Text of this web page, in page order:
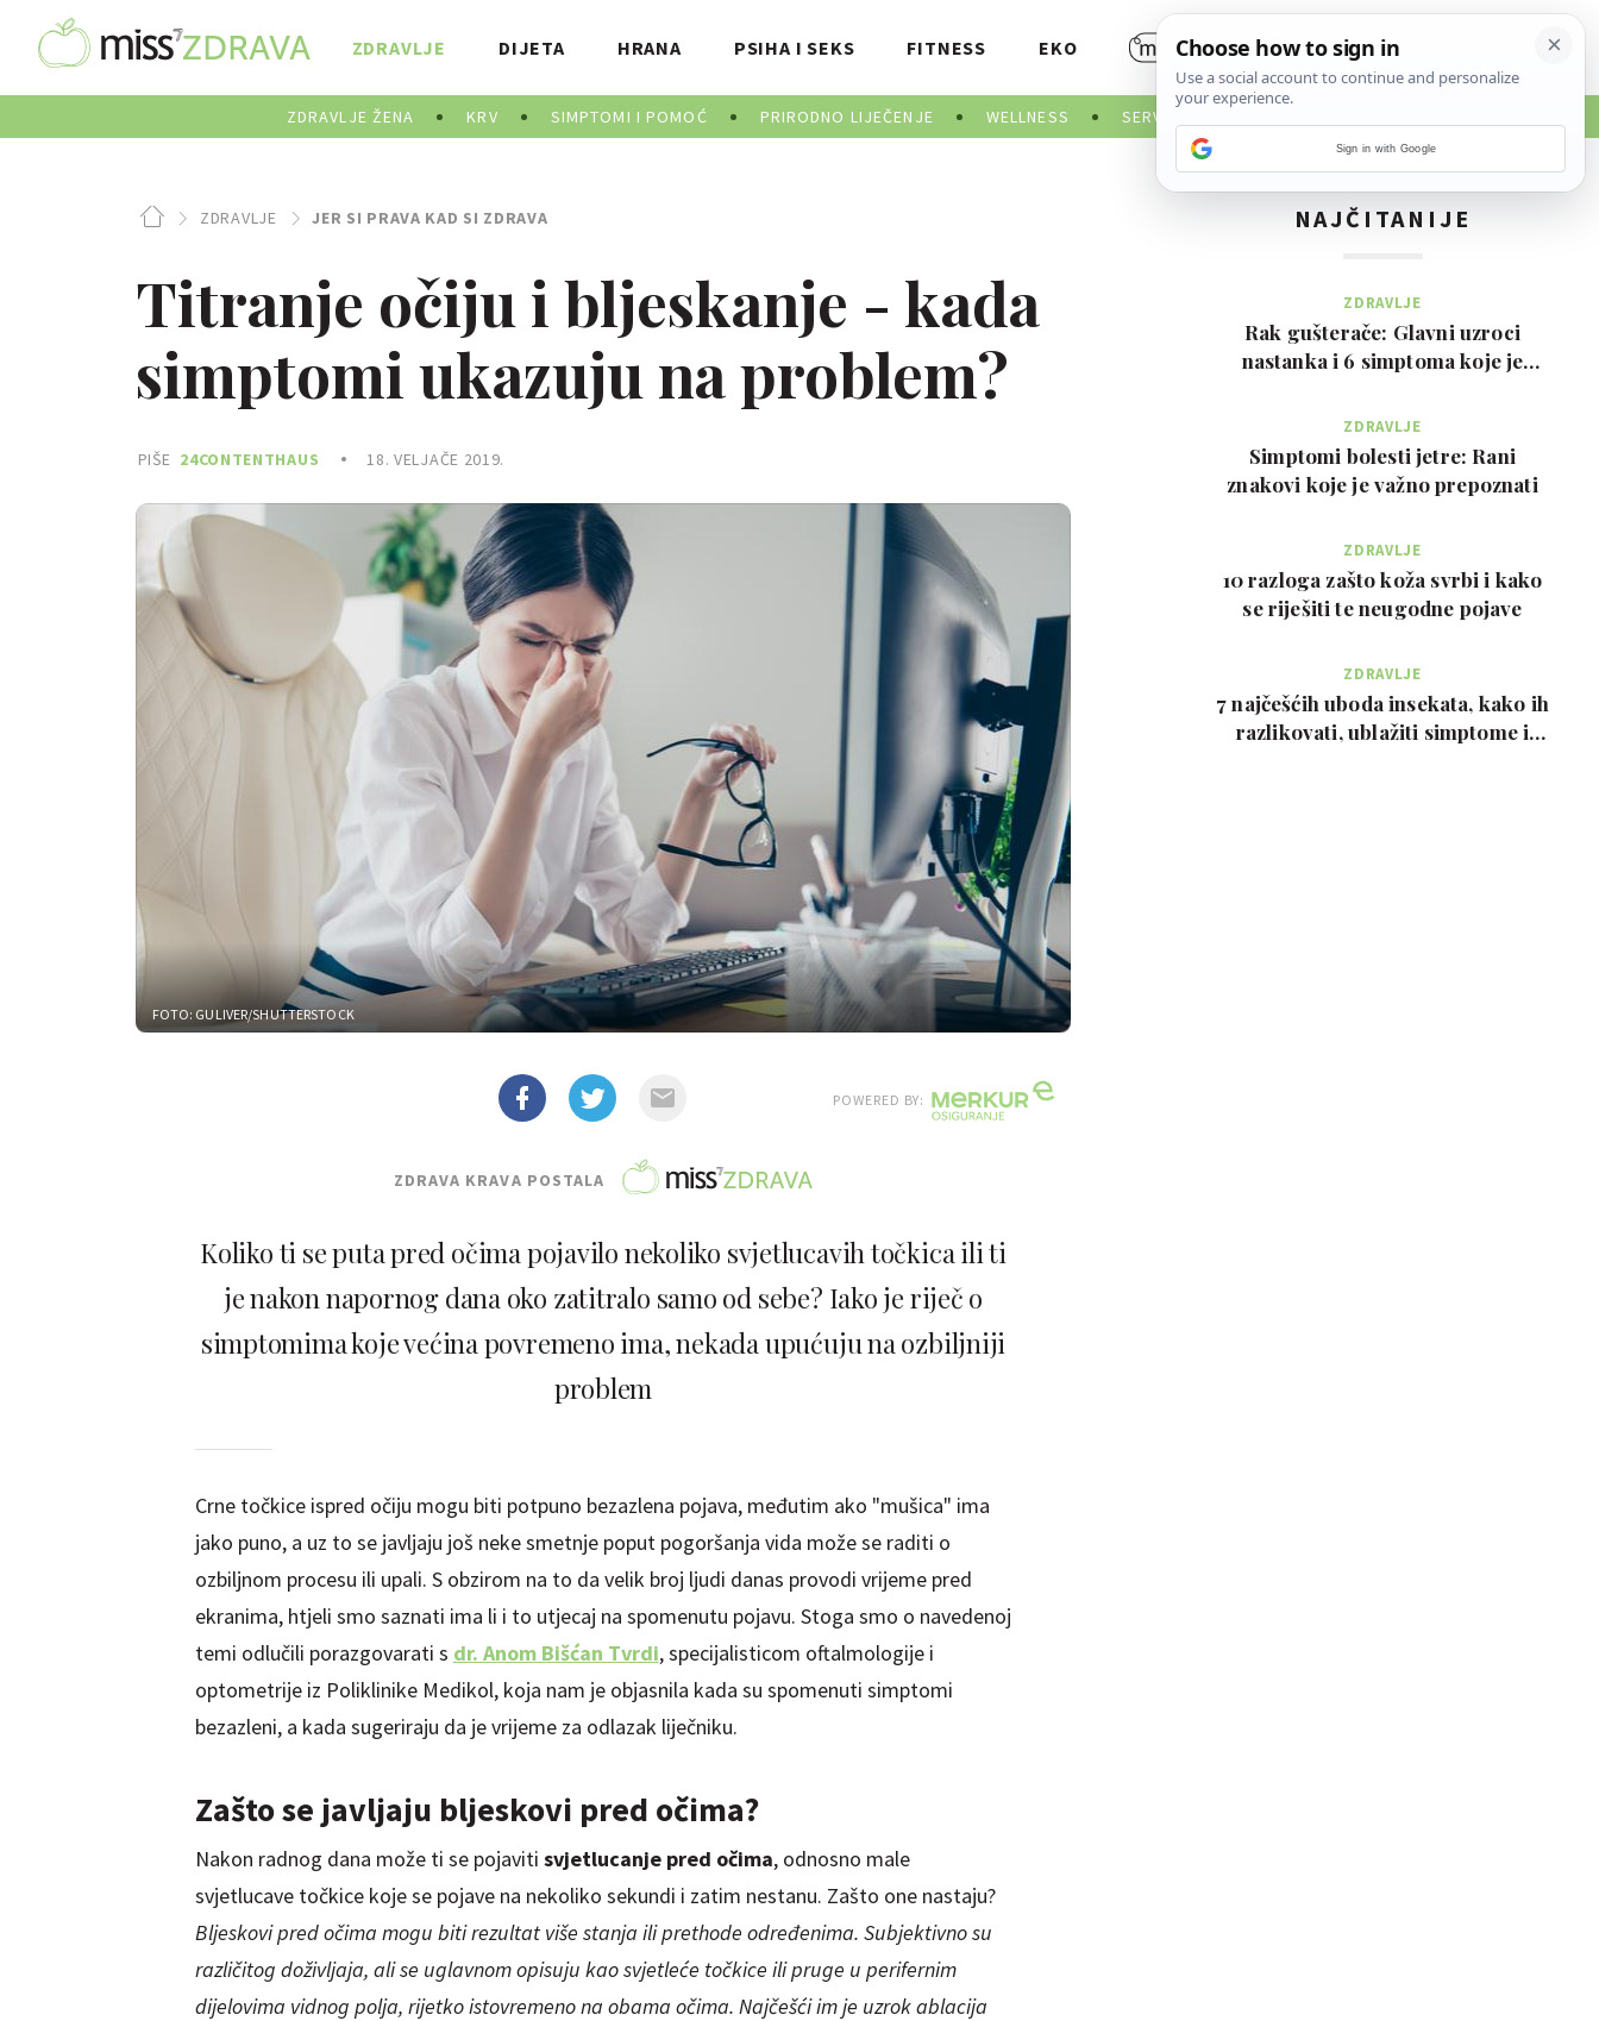
ZDRAVLJE
ZDRAVLJE ŽENA KRV SIMPTOMI I POMOĆ PRIRODNO LIJEČENJE WELLNESS SERVISNE INFORMACIJE
DIJETA HRANA PSIHA I SEKS FITNESS EKO
ZDRAVLJE JER SI PRAVA KAD SI ZDRAVA
Titranje očiju i bljeskanje - kada
simptomi ukazuju na problem?
PIŠE 24CONTENTHAUS 18. VELJAČE 2019.
FOTO: GULIVER/SHUTTERSTOCK
POWERED BY:
ZDRAVA KRAVA POSTALA
Koliko ti se puta pred očima pojavilo nekoliko svjetlucavih točkica ili ti
je nakon napornog dana oko zatitralo samo od sebe? Iako je riječ o
simptomima koje većina povremeno ima, nekada upućuju na ozbiljniji
problem
Crne točkice ispred očiju mogu biti potpuno bezazlena pojava, međutim ako "mušica" ima
jako puno, a uz to se javljaju još neke smetnje poput pogoršanja vida može se raditi o
ozbiljnom procesu ili upali. S obzirom na to da velik broj ljudi danas provodi vrijeme pred
ekranima, htjeli smo saznati ima li i to utjecaj na spomenutu pojavu. Stoga smo o navedenoj
temi odlučili porazgovarati s dr. Anom Bišćan Tvrdi, specijalisticom oftalmologije i
optometrije iz Poliklinike Medikol, koja nam je objasnila kada su spomenuti simptomi
bezazleni, a kada sugeriraju da je vrijeme za odlazak liječniku.
Zašto se javljaju bljeskovi pred očima?
Nakon radnog dana može ti se pojaviti svjetlucanje pred očima, odnosno male
svjetlucave točkice koje se pojave na nekoliko sekundi i zatim nestanu. Zašto one nastaju?
Bljeskovi pred očima mogu biti rezultat više stanja ili prethode određenima. Subjektivno su
različitog doživljaja, ali se uglavnom opisuju kao svjetleće točkice ili pruge u perifernim
dijelovima vidnog polja, rijetko istovremeno na obama očima. Najčešći im je uzrok ablacija
NAJČITANIJE
ZDRAVLJE
Rak gušterače: Glavni uzroci
nastanka i 6 simptoma koje je
ZDRAVLJE
Simptomi bolesti jetre: Rani
znakovi koje je važno prepoznati
ZDRAVLJE
10 razloga zašto koža svrbi i kako
se riješiti te neugodne pojave
ZDRAVLJE
7 najčešćih uboda insekata, kako ih
razlikovati, ublažiti simptome i
Sign in with Google